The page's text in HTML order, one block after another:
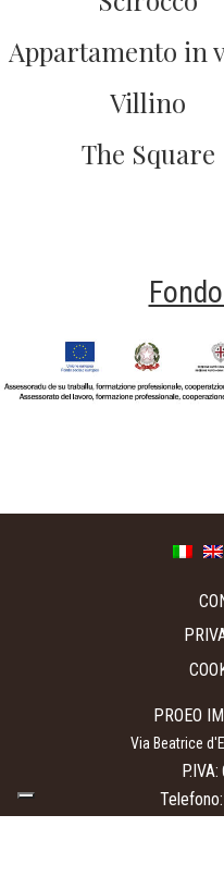
Appartamento in
Villino
The Square
PROEO
Via Beatrice
P.IVA:
Telefono: